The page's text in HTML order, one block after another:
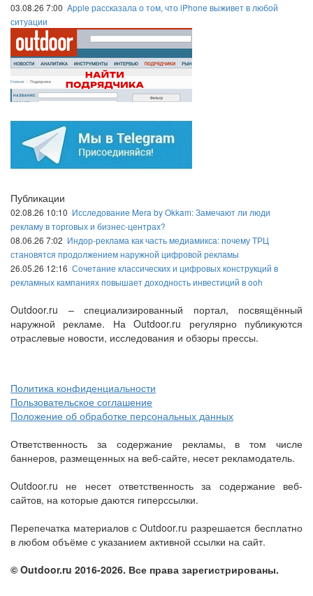
03.08.26 7:00 Apple рассказала о том, что iPhone выживет в любой
ситуации
Публикации
02.08.26 10:10 Исследование Mera by Okkam: Замечают ли люди
рекламу в торговых и бизнес-центрах?
08.06.26 7:02 Индор-реклама как часть медиамикса: почему ТРЦ
становятся продолжением наружной цифровой рекламы
26.05.26 12:16 Сочетание классических и цифровых конструкций в
рекламных кампаниях повышает доходность инвестиций в ooh
Outdoor.ru – специализированный портал, посвящённый
наружной рекламе. На Outdoor.ru регулярно публикуются
отраслевые новости, исследования и обзоры прессы.
Политика конфиденциальности
Пользовательское соглашение
Положение об обработке персональных данных
Ответственность за содержание рекламы, в том числе
баннеров, размещенных на веб-сайте, несет рекламодатель.
Outdoor.ru не несет ответственность за содержание веб-
сайтов, на которые даются гиперссылки.
Перепечатка материалов с Outdoor.ru разрешается бесплатно
в любом объёме с указанием активной ссылки на сайт.
© Outdoor.ru 2016-2026. Все права зарегистрированы.